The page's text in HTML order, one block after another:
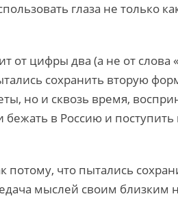
глаза не только
цифры два (а не от слова
сохранить вторую
но и сквозь время,
в Россию и поступить
потому, что пытались
мыслей своим близким